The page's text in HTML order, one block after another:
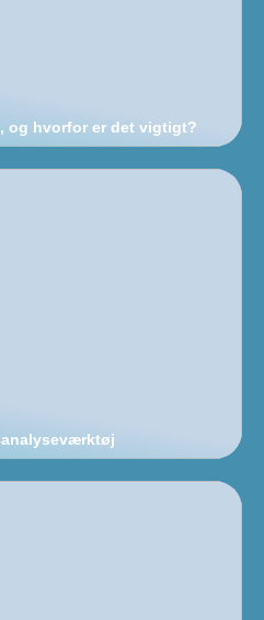
og hvorfor er det vigtigt?